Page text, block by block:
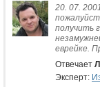
20. 07.
получить
еврейке.
Отвечает
Эксперт: